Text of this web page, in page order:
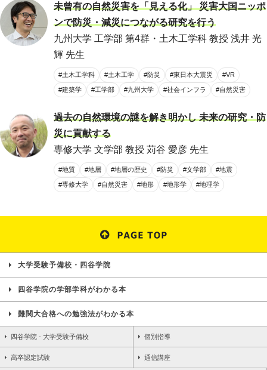
未曾有の自然災害を「見える化」 災害大国ニッポ
ンで防災・減災につながる研究を行う
九州大学 工学部 第4群・土木工学科 教授 浅井 光
輝 先生
#土木工学科 #土木工学 #防災 #東日本大震災 #VR
#建築学 #工学部 #九州大学 #社会インフラ #自然災害
過去の自然環境の謎を解き明かし 未来の研究・防
災に貢献する
専修大学 文学部 教授 苅谷 愛彦 先生
#地質 #地層 #地層の歴史 #防災 #文学部 #地震
#専修大学 #自然災害 #地形 #地形学 #地理学
大学受験予備校・四谷学院
四谷学院の学部学科がわかる本
難関大合格への勉強法がわかる本
四谷学院 - 大学受験予備校 個別指導
高卒認定試験 通信講座